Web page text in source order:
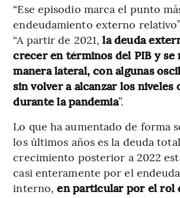
“Ese episodio marca el punto
endeudamiento externo
“A partir de 2021,la deuda
crecer en términos del PIB y se
manera lateral, con algunas
sin volver a alcanzar los niveles
durante la pandemia”.
Lo que ha aumentado de forma
los últimos años es la deuda
crecimiento posterior a 2022
casi enteramente por el
interno, en particular por el rol